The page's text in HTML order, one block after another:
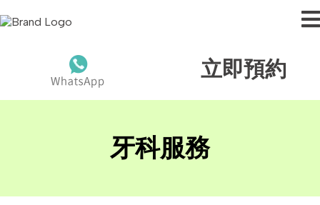
立即預約
牙科服務